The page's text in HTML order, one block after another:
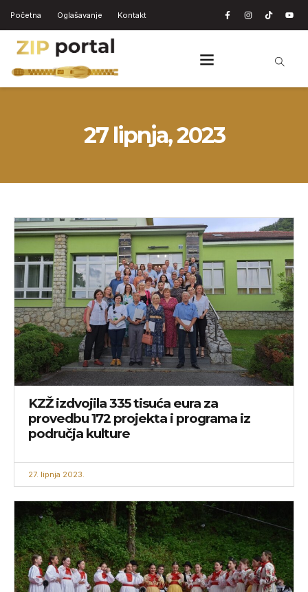
Početna Oglašavanje Kontakt
27 lipnja, 2023
KZŽ izdvojila 335 tisuća eura za
provedbu 172 projekta i programa iz
područja kulture
27. lipnja 2023.